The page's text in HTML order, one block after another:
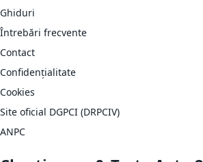
Ghiduri
Întrebări frecvente
Contact
Confidențialitate
Cookies
Site oficial DGPCI (DRPCIV)
ANPC